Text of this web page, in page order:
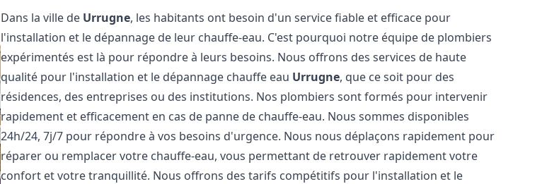
Dans la ville de Urrugne, les habitants ont besoin d'un service fiable et efficace pour
l'installation et le dépannage de leur chauffe-eau. C'est pourquoi notre équipe de plombiers
expérimentés est là pour répondre à leurs besoins. Nous offrons des services de haute
qualité pour l'installation et le dépannage chauffe eau Urrugne, que ce soit pour des
résidences, des entreprises ou des institutions. Nos plombiers sont formés pour intervenir
rapidement et efficacement en cas de panne de chauffe-eau. Nous sommes disponibles
24h/24, 7j/7 pour répondre à vos besoins d'urgence. Nous nous déplaçons rapidement pour
réparer ou remplacer votre chauffe-eau, vous permettant de retrouver rapidement votre
confort et votre tranquillité. Nous offrons des tarifs compétitifs pour l'installation et le